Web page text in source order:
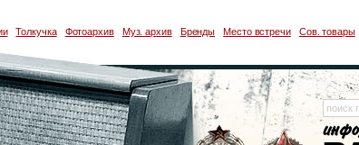
Толкучка Фотоархив Муз. архив Бренды Место встречи Сов. товары